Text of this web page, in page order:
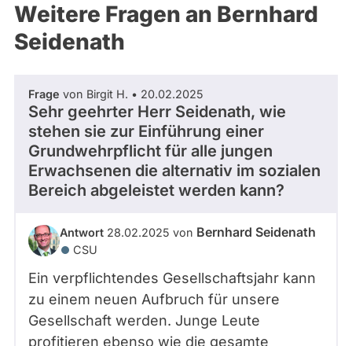
Weitere Fragen an Bernhard
Seidenath
Frage von Birgit H. • 20.02.2025
Sehr geehrter Herr Seidenath, wie
stehen sie zur Einführung einer
Grundwehrpflicht für alle jungen
Erwachsenen die alternativ im sozialen
Bereich abgeleistet werden kann?
Antwort 28.02.2025 von Bernhard Seidenath
CSU
Ein verpflichtendes Gesellschaftsjahr kann
zu einem neuen Aufbruch für unsere
Gesellschaft werden. Junge Leute
profitieren ebenso wie die gesamte